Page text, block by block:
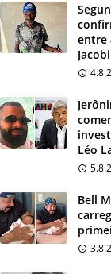
entre
Léo
Bell